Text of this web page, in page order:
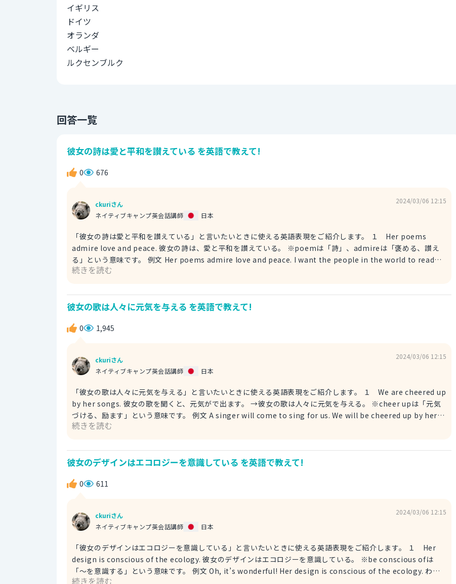
イギリス
ドイツ
オランダ
ベルギー
ルクセンブルク
回答一覧
彼女の詩は愛と平和を讃えている を英語で教えて!
0 676
ckuriさん
ネイティブキャンプ英会話講師
日本
2024/03/06 12:15
「彼女の詩は愛と平和を讃えている」と言いたいときに使える英語表現をご紹介します。 １ Her poems
admire love and peace. 彼女の詩は、愛と平和を讃えている。 ※poemは「詩」、admireは「褒める、讃え
る」という意味です。 例文 Her poems admire love and peace. I want the people in the world to read
them. 彼女の詩は、愛と平和を讃えています。世界中の人々に読んで欲しいです。 ２ Her poems praise
Her poems praise love and peace. I hope there will be no wars in the future. 彼女の詩は、愛と平和を讃
えています。将来、戦争がなくなることを願っています。 ３ Her poems compliment love and peace. 彼女
Her poems compliment love and peace. I like them so much that I memorized almost all of them. 彼
続きを読む
彼女の歌は人々に元気を与える を英語で教えて!
0 1,945
ckuriさん
ネイティブキャンプ英会話講師
日本
2024/03/06 12:15
「彼女の歌は人々に元気を与える」と言いたいときに使える英語表現をご紹介します。 １ We are cheered up
by her songs. 彼女の歌を聞くと、元気がで出ます。 →彼女の歌は人々に元気を与える。 ※cheer upは「元気
づける、励ます」という意味です。 例文 A singer will come to sing for us. We will be cheered up by her
songs. 歌手の方が、私たちのために歌いに来てくれます。彼女の歌は、人々に元気を与えるんですよ。 ２
facility. Her songs give us energy. 来週、この施設に歌手の方が来てくれます。彼女の歌は、人々に元気を与
えてくれます。 ３ Her songs make us energetic. 彼女の歌は、私たちを元気にする。 →彼女の歌は人々に
make us energetic. I can’t wait to listen! 彼女の歌は人々に元気を与えます。聞くのが待どおしいです。
続きを読む
彼女のデザインはエコロジーを意識している を英語で教えて!
0 611
ckuriさん
ネイティブキャンプ英会話講師
日本
2024/03/06 12:15
「彼女のデザインはエコロジーを意識している」と言いたいときに使える英語表現をご紹介します。 １ Her
design is conscious of the ecology. 彼女のデザインはエコロジーを意識している。 ※be conscious ofは
「～を意識する」という意味です。 例文 Oh, it’s wonderful! Her design is conscious of the ecology. わ
続きを読む